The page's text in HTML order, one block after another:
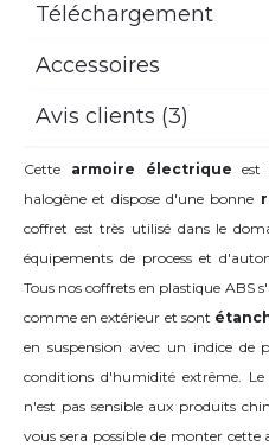
Téléchargement
Accessoires
Avis clients (3)
Cette armoire électrique est
halogène et dispose d'une bonne
coffret est très utilisé dans le
équipements de process et
Tous nos coffrets en plastique
comme en extérieur et sont
en suspension avec un indice de
conditions d'humidité extrême.
n'est pas sensible aux produits
vous sera possible de monter